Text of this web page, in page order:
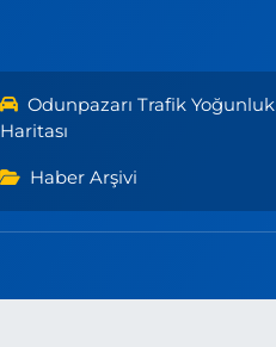
Odunpazarı Trafik Yoğunluk
Haritası
Haber Arşivi